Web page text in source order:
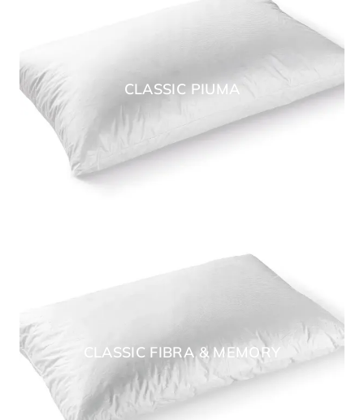
CLASSIC PIUMA
CLASSIC FIBRA & MEMORY